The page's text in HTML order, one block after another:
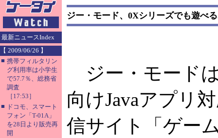
最新ニュースIndex
【 2009/06/26 】
■ 携帯フィルタリン
グ利用率は小学生
で57.7％、総務省
調査
［17:53］
■ ドコモ、スマート
フォン「T-01A」
を28日より販売再
開
ジー・モード、0Xシリーズでも遊べ
ジー・モード
向けJavaアプリ
信サイト「ゲー